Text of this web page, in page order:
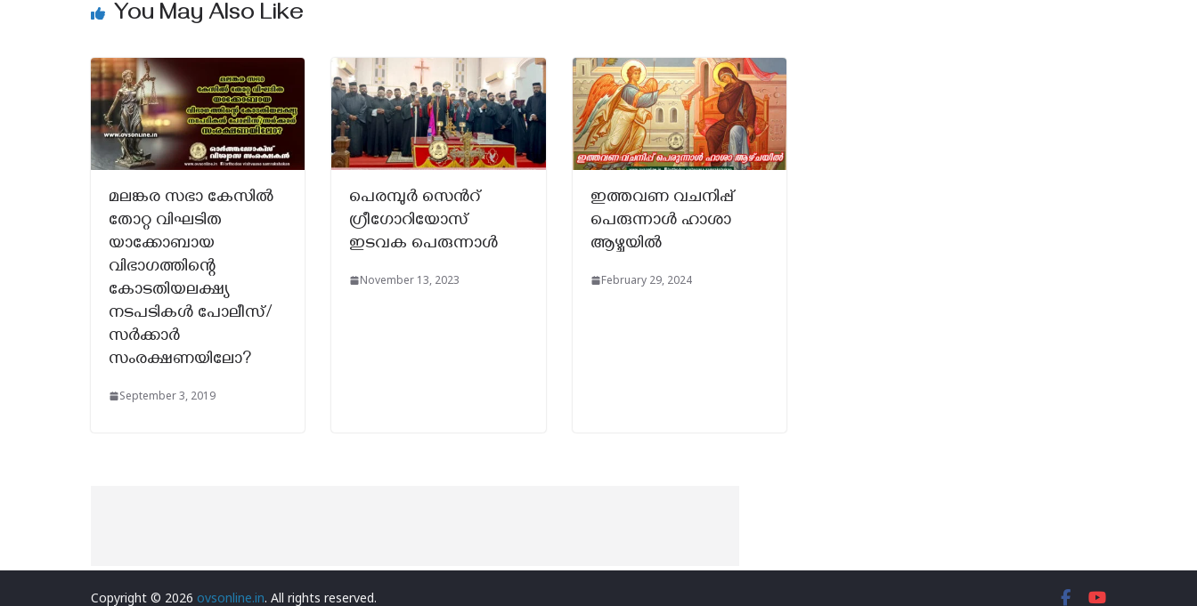
You May Also Like
മലങ്കര സഭാ കേസിൽ
തോറ്റ വിഘടിത
യാക്കോബായ
വിഭാഗത്തിന്റെ
കോടതിയലക്ഷ്യ
നടപടികൾ പോലീസ്/
സർക്കാർ
സംരക്ഷണയിലോ?
September 3, 2019
പെരമ്പുർ സെൻറ്‌
ഗ്രീഗോറിയോസ്
ഇടവക പെരുന്നാൾ
November 13, 2023
ഇത്തവണ വചനിപ്പ്
പെരുന്നാൾ ഹാശാ
ആഴ്ചയിൽ
February 29, 2024
Copyright © 2026 ovsonline.in. All rights reserved.